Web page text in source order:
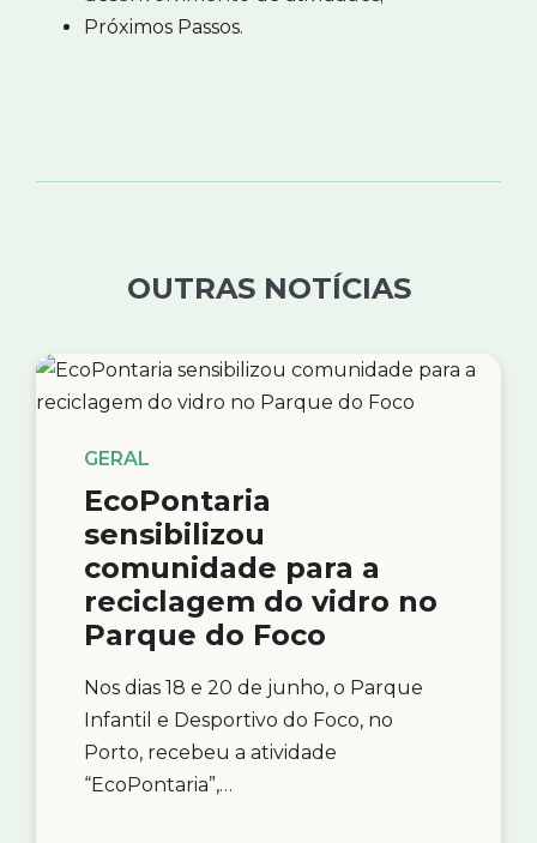
Próximos Passos.
OUTRAS NOTÍCIAS
GERAL
EcoPontaria
sensibilizou
comunidade para a
reciclagem do vidro no
Parque do Foco
Nos dias 18 e 20 de junho, o Parque
Infantil e Desportivo do Foco, no
Porto, recebeu a atividade
“EcoPontaria”,…